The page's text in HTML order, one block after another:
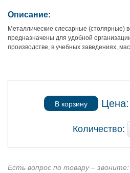
Описание:
Металлические слесарные (столярные)
предназначены для удобной
производстве, в учебных заведениях,
В корзину Цена:
Количество:
Есть вопрос по товару – звоните: